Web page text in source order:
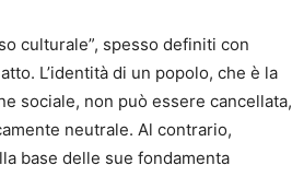
culturale”, spesso definiti con
L’identità di un popolo, che è la
sociale, non può essere cancellata,
neutrale. Al contrario,
base delle sue fondamenta